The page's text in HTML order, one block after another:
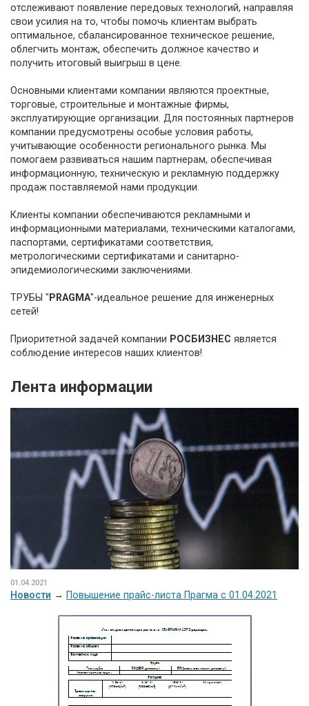
отслеживают появление передовых технологий, направляя
свои усилия на то, чтобы помочь клиентам выбрать
оптимальное, сбалансированное техническое решение,
облегчить монтаж, обеспечить должное качество и
получить итоговый выигрыш в цене.
Основными клиентами компании являются проектные,
торговые, строительные и монтажные фирмы,
эксплуатирующие организации. Для постоянных партнеров
компании предусмотрены особые условия работы,
учитывающие особенности регионального рынка. Мы
помогаем развиваться нашим партнерам, обеспечивая
информационную, техническую и рекламную поддержку
продаж поставляемой нами продукции.
Клиенты компании обеспечиваются рекламными и
информационными материалами, техническими каталогами,
паспортами, сертификатами соответствия,
метрологическими сертификатами и санитарно-
эпидемиологическими заключениями.
ТРУБЫ "PRAGMA"-идеальное решение для инженерных
сетей!
Приоритетной задачей компании РОСБИЗНЕС является
соблюдение интересов наших клиентов!
Лента информации
01.04.2021
Новости → Повышение прайс-листа Прагма с 01.04.2021